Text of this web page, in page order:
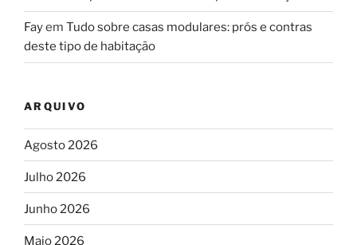
Fayem Tudo sobre casas modulares: prós e contras
deste tipo de habitação
ARQUIVO
Agosto 2026
Julho 2026
Junho 2026
Maio 2026